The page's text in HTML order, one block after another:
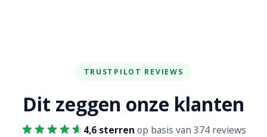
TRUSTPILOT REVIEWS
Dit zeggen onze klanten
4,6 sterren op basis van 374 reviews